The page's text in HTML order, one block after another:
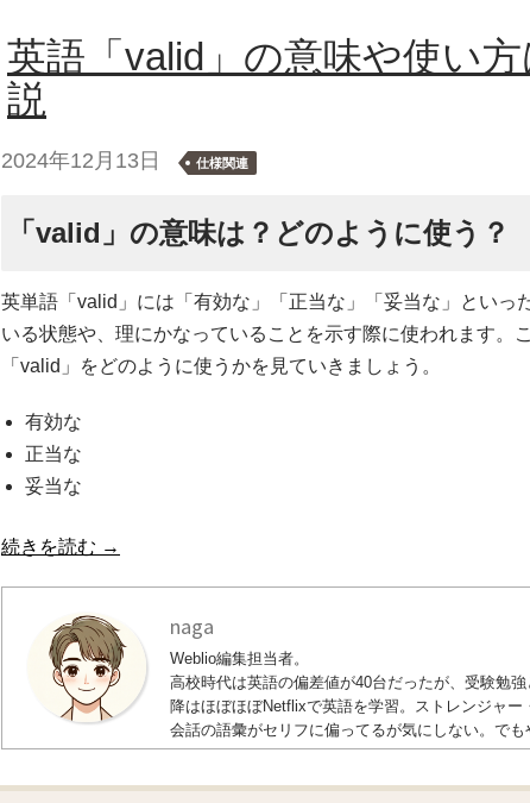
英語「valid」の意味や使い
説
2024年12月13日 仕様関連
「valid」の意味は？どのように使う？
英単語「valid」には「有効な」「正当な」「妥当な」といっ
いる状態や、理にかなっていることを示す際に使われます。
「valid」をどのように使うかを見ていきましょう。
有効な
正当な
妥当な
続きを読む →
naga
Weblio編集担当者。
高校時代は英語の偏差値が40台だったが、受験勉
降はほぼほぼNetflixで英語を学習。ストレンジャ
会話の語彙がセリフに偏ってるが気にしない。で